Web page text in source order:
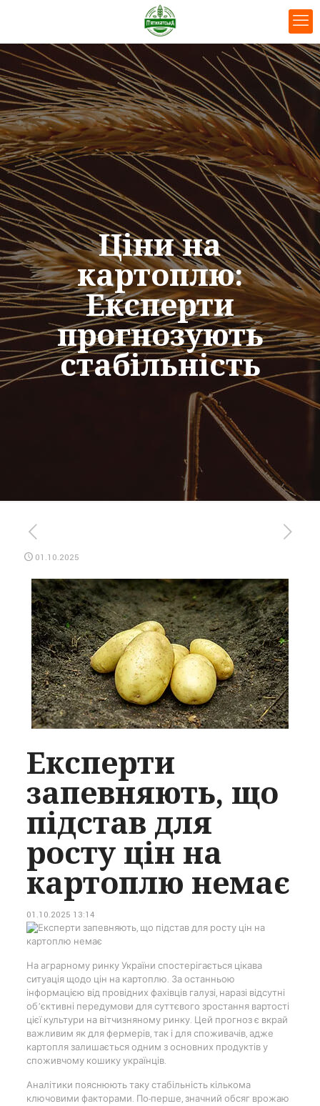
Ціни на
картоплю:
Експерти
прогнозують
стабільність
01.10.2025
Експерти
запевняють, що
підстав для
росту цін на
картоплю немає
01.10.2025 13:14
На аграрному ринку України спостерігається цікава
ситуація щодо цін на картоплю. За останньою
інформацією від провідних фахівців галузі, наразі відсутні
об’єктивні передумови для суттєвого зростання вартості
цієї культури на вітчизняному ринку. Цей прогноз є вкрай
важливим як для фермерів, так і для споживачів, адже
картопля залишається одним з основних продуктів у
споживчому кошику українців.
Аналітики пояснюють таку стабільність кількома
ключовими факторами. По-перше, значний обсяг врожаю